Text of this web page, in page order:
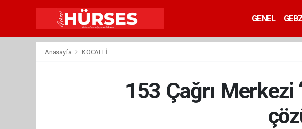
GENEL
Anasayfa KOCAELİ
153 Çağrı Merkezi